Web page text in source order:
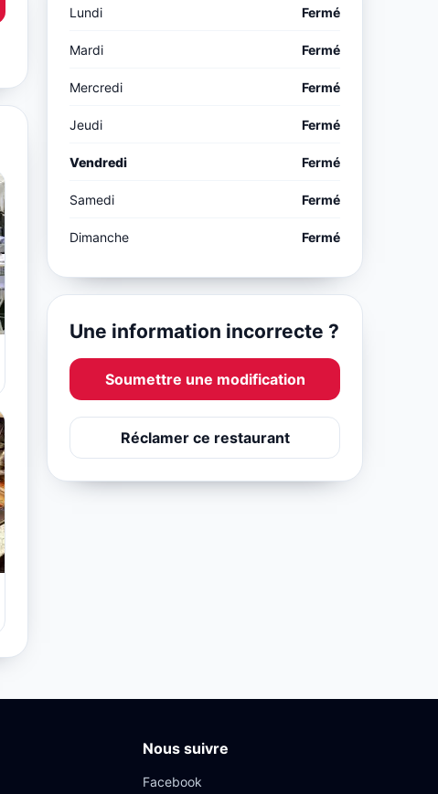
Lundi Fermé
Mardi Fermé
Mercredi Fermé
Jeudi Fermé
Vendredi Fermé
Samedi Fermé
Dimanche Fermé
Une information incorrecte ?
Soumettre une modification
Réclamer ce restaurant
Nous suivre
Facebook